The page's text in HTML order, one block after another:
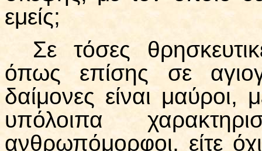
εμείς;
Σε τόσες
όπως επίσης σε
δαίμονες είναι
υπόλοιπα
ανθρωπόμορφοι, είτε